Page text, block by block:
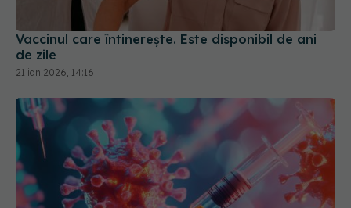
Vaccinul care întinerește. Este disponibil de ani
de zile
21 ian 2026, 14:16